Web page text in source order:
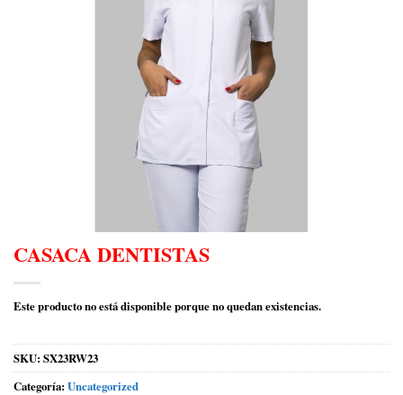
CASACA DENTISTAS
Este producto no está disponible porque no quedan existencias.
SKU: SX23RW23
Categoría: Uncategorized